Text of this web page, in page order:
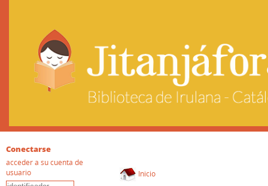
Inicio
Conectarse
acceder a su cuenta de
usuario